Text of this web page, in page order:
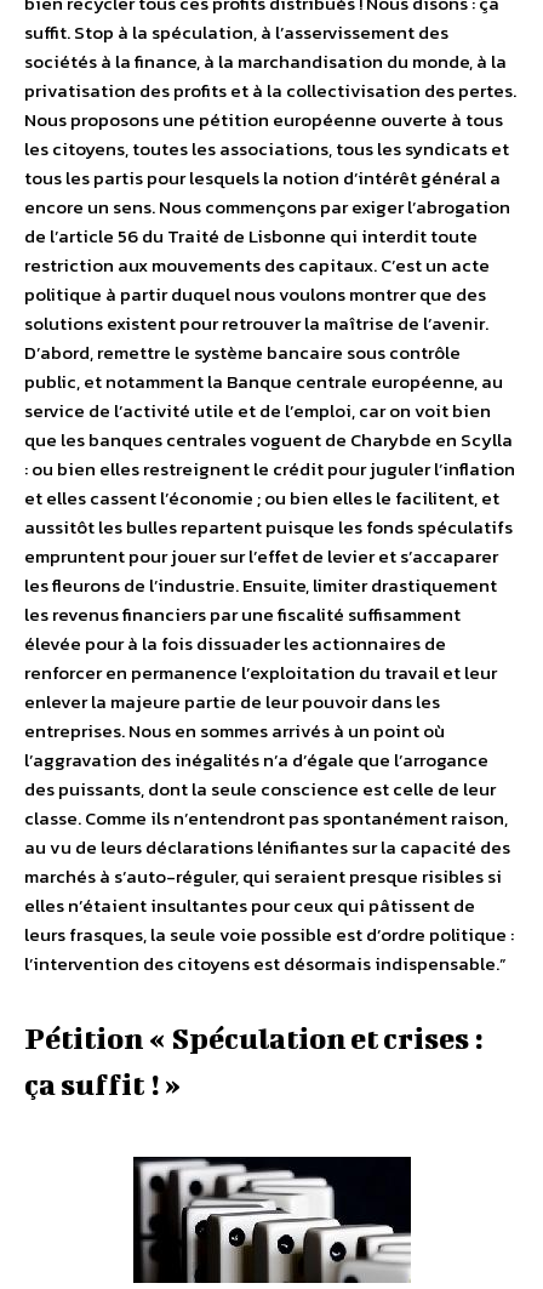
suffit. Stop à la spéculation, à l’asservissement des
sociétés à la finance, à la marchandisation du monde, à la
privatisation des profits et à la collectivisation des pertes.
Nous proposons une pétition européenne ouverte à tous
les citoyens, toutes les associations, tous les syndicats et
tous les partis pour lesquels la notion d’intérêt général a
encore un sens. Nous commençons par exiger l’abrogation
de l’article 56 du Traité de Lisbonne qui interdit toute
restriction aux mouvements des capitaux. C’est un acte
politique à partir duquel nous voulons montrer que des
solutions existent pour retrouver la maîtrise de l’avenir.
D’abord, remettre le système bancaire sous contrôle
public, et notamment la Banque centrale européenne, au
service de l’activité utile et de l’emploi, car on voit bien
que les banques centrales voguent de Charybde en Scylla
: ou bien elles restreignent le crédit pour juguler l’inflation
et elles cassent l’économie ; ou bien elles le facilitent, et
aussitôt les bulles repartent puisque les fonds spéculatifs
empruntent pour jouer sur l’effet de levier et s’accaparer
les fleurons de l’industrie. Ensuite, limiter drastiquement
les revenus financiers par une fiscalité suffisamment
élevée pour à la fois dissuader les actionnaires de
renforcer en permanence l’exploitation du travail et leur
enlever la majeure partie de leur pouvoir dans les
entreprises. Nous en sommes arrivés à un point où
l’aggravation des inégalités n’a d’égale que l’arrogance
des puissants, dont la seule conscience est celle de leur
classe. Comme ils n’entendront pas spontanément raison,
au vu de leurs déclarations lénifiantes sur la capacité des
marchés à s’auto-réguler, qui seraient presque risibles si
elles n’étaient insultantes pour ceux qui pâtissent de
leurs frasques, la seule voie possible est d’ordre politique :
l’intervention des citoyens est désormais indispensable.”
Pétition « Spéculation et crises :
ça suffit ! »